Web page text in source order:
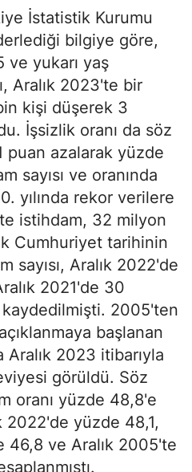
İstatistik Kurumu
bilgiye göre,
ve yukarı yaş
Aralık 2023'te bir
kişi düşerek 3
İşsizlik oranı da söz
puan azalarak yüzde
sayısı ve oranında
yılında rekor verilere
istihdam, 32 milyon
Cumhuriyet tarihinin
sayısı, Aralık 2022'de
2021'de 30
2005'ten
başlanan
Aralık 2023 itibarıyla
görüldü. Söz
oranı yüzde 48,8'e
2022'de yüzde 48,1,
46,8 ve Aralık 2005'te